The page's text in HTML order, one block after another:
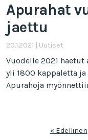
Apurahat
jaettu
20.1.2021 | Uutiset
Vuodelle 2021
yli 1800 kappaletta
Apurahoja
« Edellinen